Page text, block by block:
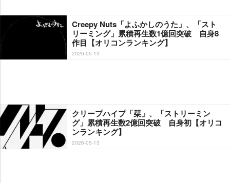
Creepy Nuts「よふかしのうた」、「スト
リーミング」累積再生数1億回突破 自身8
作目【オリコンランキング】
2026-05-13
クリープハイプ「栞」、「ストリーミン
グ」累積再生数2億回突破 自身初【オリコ
ンランキング】
2026-05-13